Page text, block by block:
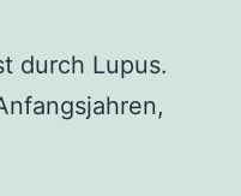
durch Lupus.